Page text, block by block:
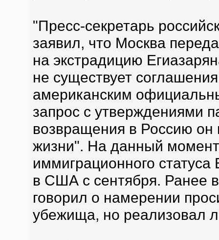
"Пресс-секретарь
заявил, что Москва
на экстрадицию
не существует
американским
запрос с утверждениями
возвращения в Россию
жизни". На данный момент
иммиграционного
в США с сентября. Ранее
говорил о намерении
убежища, но реализовал